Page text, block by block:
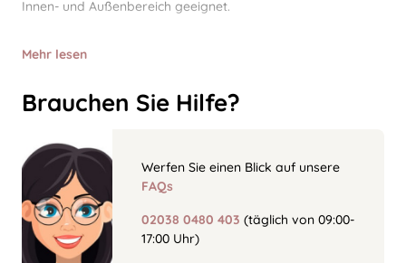
Innen- und Außenbereich geeignet.
Mehr lesen
Brauchen Sie Hilfe?
Werfen Sie einen Blick auf unsere
FAQs
02038 0480 403 (täglich von 09:00-
17:00 Uhr)